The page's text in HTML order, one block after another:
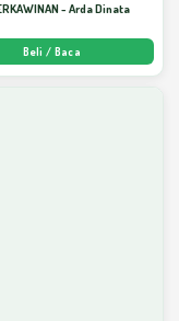
- Arda Dinata
Beli / Baca